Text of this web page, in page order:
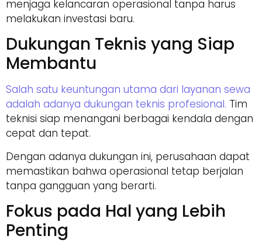
menjaga kelancaran operasional tanpa harus
melakukan investasi baru.
Dukungan Teknis yang Siap
Membantu
Salah satu keuntungan utama dari layanan sewa
adalah adanya dukungan teknis profesional. Tim
teknisi siap menangani berbagai kendala dengan
cepat dan tepat.
Dengan adanya dukungan ini, perusahaan dapat
memastikan bahwa operasional tetap berjalan
tanpa gangguan yang berarti.
Fokus pada Hal yang Lebih
Penting